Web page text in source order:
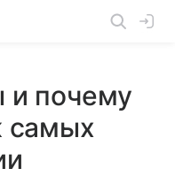
и почему
самых